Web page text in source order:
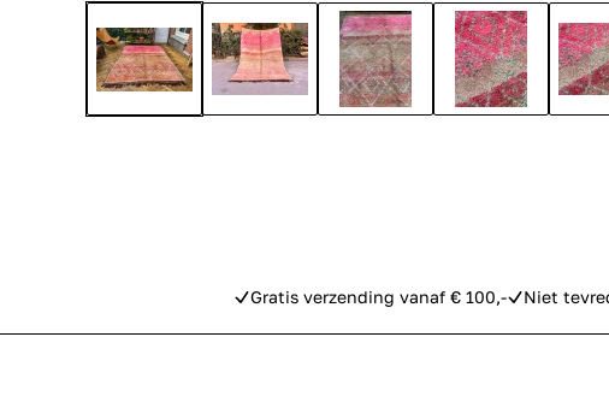
Gratis verzending vanaf € 100,- Niet